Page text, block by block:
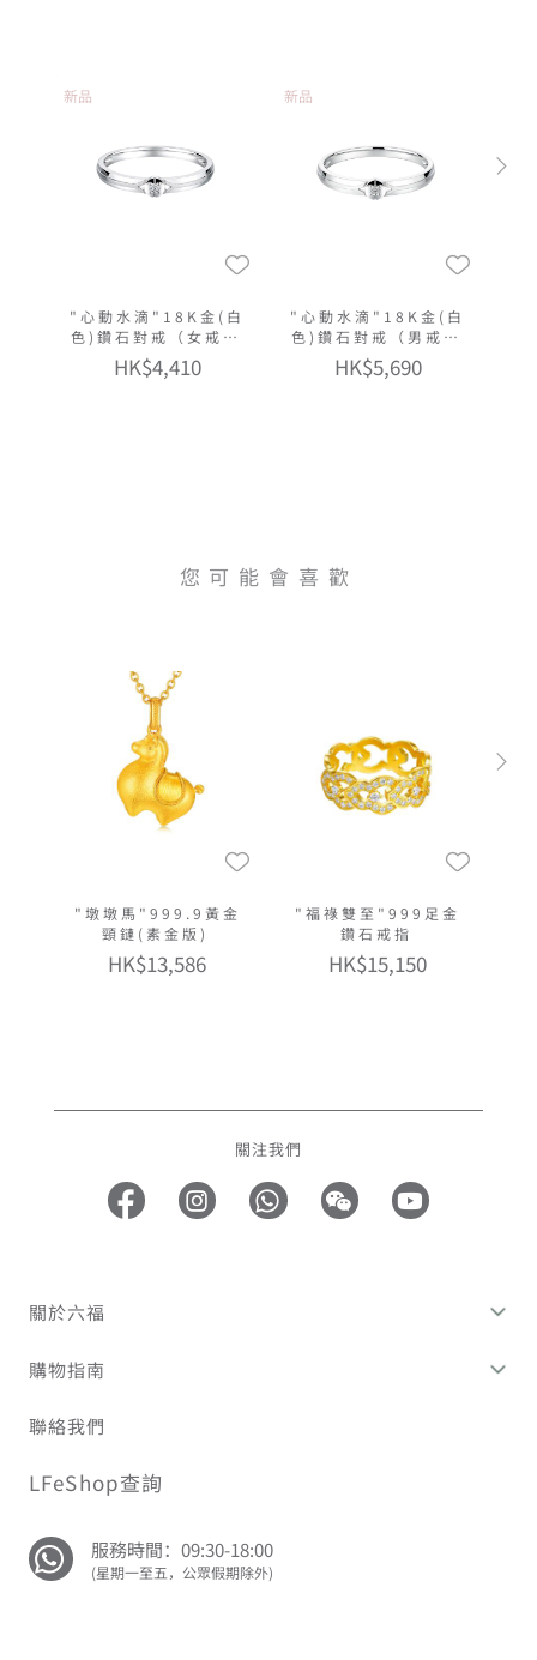
新品
"心動水滴"18K金(白
色)鑽石對戒（女戒窄
版）
HK$4,410
新品
"心動水滴"18K金(白
色)鑽石對戒（男戒窄
版）
HK$5,690
您可能會喜歡
"墩墩馬"999.9黃金
頸鏈(素金版)
HK$13,586
"福祿雙至"999足金
鑽石戒指
HK$15,150
關注我們
關於六福
購物指南
聯絡我們
LFeShop查詢
服務時間：09:30-18:00
(星期一至五，公眾假期除外)